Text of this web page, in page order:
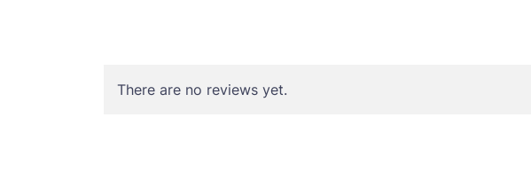
There are no reviews yet.